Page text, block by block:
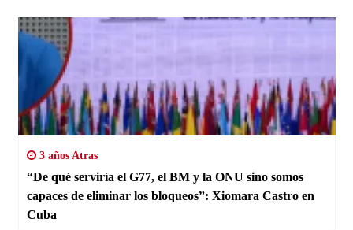
3 años Atras
“De qué serviría el G77, el BM y la ONU sino somos
capaces de eliminar los bloqueos”: Xiomara Castro en
Cuba